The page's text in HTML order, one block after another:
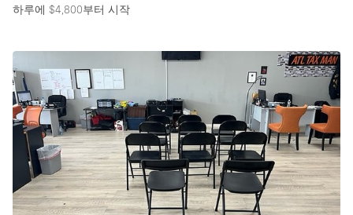
하루에 $4,800부터 시작